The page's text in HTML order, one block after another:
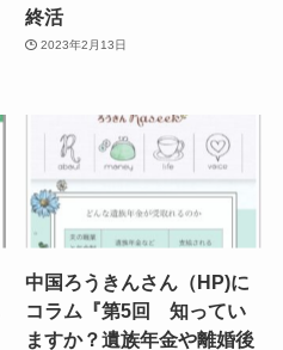
終活
2023年2月13日
中国ろうきんさん（HP)に
コラム『第5回 知ってい
ますか？遺族年金や離婚後